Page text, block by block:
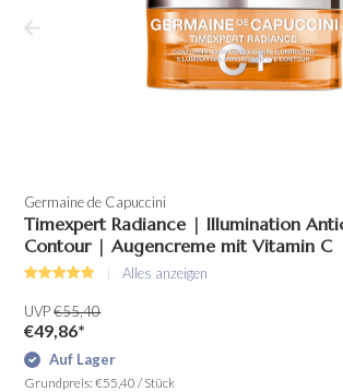
Germaine de Capuccini
Timexpert Radiance | Illumination
Contour | Augencreme mit Vitamin C
Alles anzeigen
UVP€55,40
€49,86*
Auf Lager
Grundpreis:€55,40 / Stück